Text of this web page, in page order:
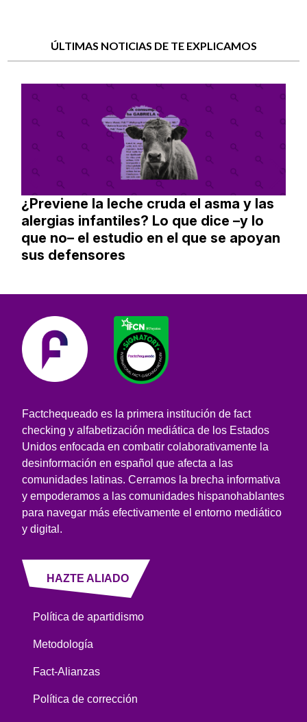
ÚLTIMAS NOTICIAS DE TE EXPLICAMOS
¿Previene la leche cruda el asma y las
alergias infantiles? Lo que dice –y lo
que no– el estudio en el que se apoyan
sus defensores
Factchequeado es la primera institución de fact
checking y alfabetización mediática de los Estados
Unidos enfocada en combatir colaborativamente la
desinformación en español que afecta a las
comunidades latinas. Cerramos la brecha informativa
y empoderamos a las comunidades hispanohablantes
para navegar más efectivamente el entorno mediático
y digital.
HAZTE ALIADO
Política de apartidismo
Metodología
Fact-Alianzas
Política de corrección